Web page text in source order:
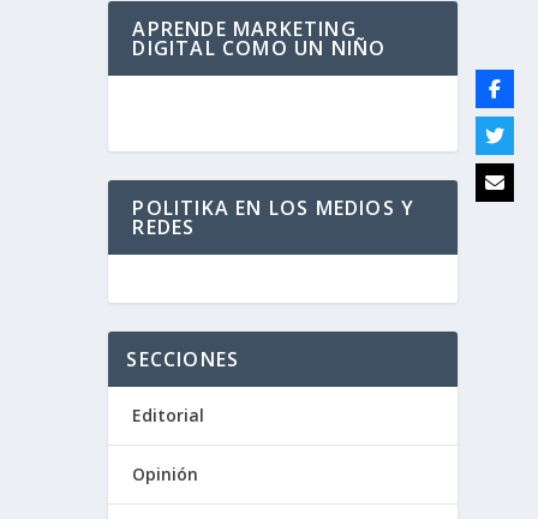
APRENDE MARKETING
DIGITAL COMO UN NIÑO
POLITIKA EN LOS MEDIOS Y
REDES
SECCIONES
Editorial
Opinión